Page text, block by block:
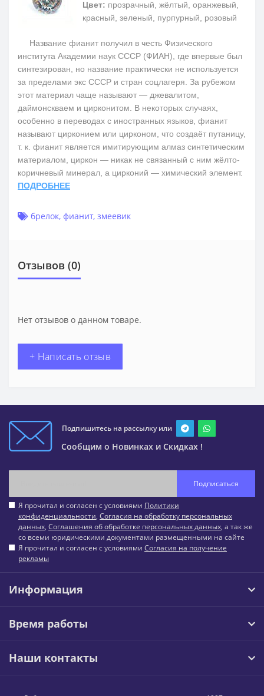
Цвет: прозрачный, жёлтый, оранжевый,
красный, зеленый, пурпурный, розовый
Название фианит получил в честь Физического
института Академии наук СССР (ФИАН), где впервые был
синтезирован, но название практически не используется
за пределами экс СССР и стран соцлагеря. За рубежом
этот материал чаще называют — джевалитом,
даймонскваем и цирконитом. В некоторых случаях,
особенно в переводах с иностранных языков, фианит
называют цирконием или цирконом, что создаёт путаницу,
т. к. фианит является имитирующим алмаз синтетическим
материалом, циркон — никак не связанный с ним жёлто-
коричневый минерал, а цирконий — химический элемент.
ПОДРОБНЕЕ
брелок, фианит, змеевик
Отзывов (0)
Нет отзывов о данном товаре.
+ Написать отзыв
Подпишитесь на рассылку или
Сообщим о Новинках и Скидках !
Подписаться
Я прочитал и согласен с условиями Политики
конфиденциальности, Согласия на обработку персональных
данных, Соглашения об обработке персональных данных, а так же
со всеми юридическими документами размещенными на сайте
Я прочитал и согласен с условиями Согласия на получение
рекламы
Информация
Время работы
Наши контакты